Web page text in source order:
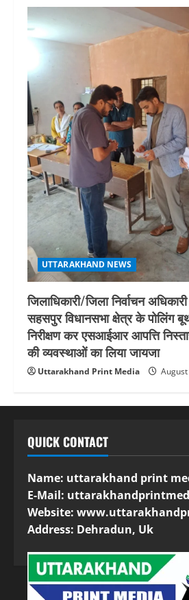
UTTARAKHAND NEWS
जिलाधिकारी/जिला निर्वाचन
सहसपुर विधानसभा क्षेत्र के पोलिंग
निरीक्षण कर एसआईआर आपत्ति
की व्यवस्थाओं का लिया जायजा
Uttarakhand Print Media
QUICK CONTACT
Name: uttarakhand print
E-Mail:
Website:
Address: Dehradun, Uk